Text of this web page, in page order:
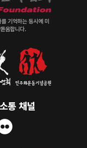
기억하는 동시에 미
움합니다.
통 채널